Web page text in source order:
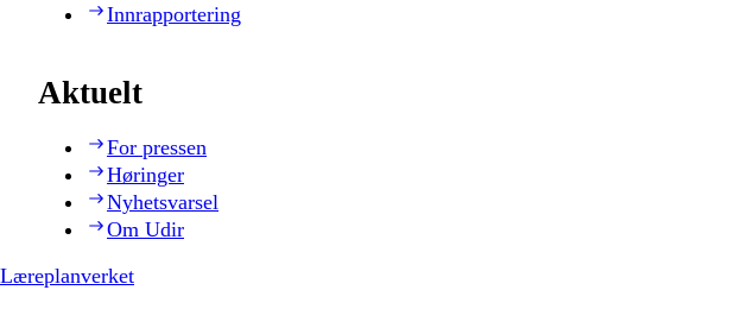
Innrapportering
Aktuelt
For pressen
Høringer
Nyhetsvarsel
Om Udir
Læreplanverket